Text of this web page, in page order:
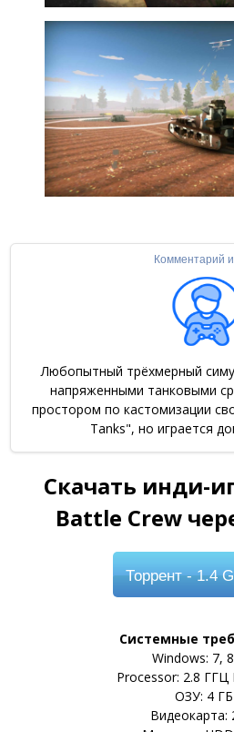
Комментарий
Любопытный трёхмерный
напряженными танковыми
простором по кастомизации
Tanks", но играется
Скачать инди-
Battle Crew
Торрент- 1.4
Системные
Windows: 7,
Processor: 2.8 ГГЦ
ОЗУ: 4 ГБ
Видеокарта: